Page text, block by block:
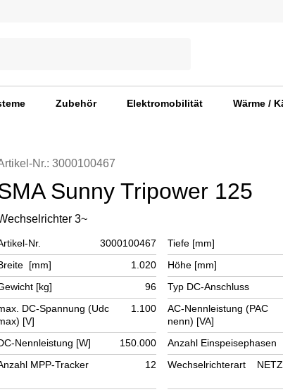
Zubehör Elektromobilität Wärme /
Nr.: 3000100467
Sunny Tripower 125
3~
Nr. 3000100467
Tiefe [mm]
[mm]
1.020
Höhe [mm]
[kg]
96
Typ DC-Anschluss
DC-Spannung (Udc
[V]
1.100
AC-Nennleistung (PAC
nenn) [VA]
Nennleistung [W]
150.000
Anzahl Einspeisephasen
MPP-Tracker
12 Wechselrichterart